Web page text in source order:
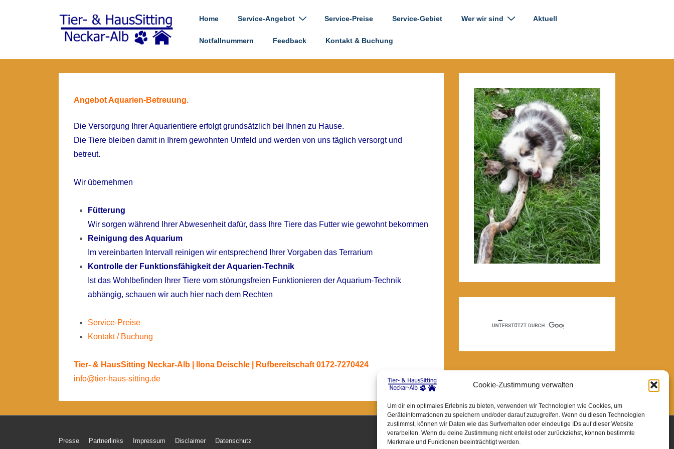
Cookie-Zustimmung verwalten
Um dir ein optimales Erlebnis zu bieten, verwenden wir Technologien wie Cookies, um
Geräteinformationen zu speichern und/oder darauf zuzugreifen. Wenn du diesen Technologien
zustimmst, können wir Daten wie das Surfverhalten oder eindeutige IDs auf dieser Website
verarbeiten. Wenn du deine Zustimmung nicht erteilst oder zurückziehst, können bestimmte
Merkmale und Funktionen beeinträchtigt werden.
MainHome Service-Angebot Service-Preise Service-Gebiet Wer wir sind Aktuell
Notfallnummern Feedback Kontakt & Buchung
Angebot Aquarien-Betreuung.
Die Versorgung Ihrer Aquarientiere erfolgt grundsätzlich bei Ihnen zu Hause.
Die Tiere bleiben damit in Ihrem gewohnten Umfeld und werden von uns täglich versorgt und
betreut.
Wir übernehmen
Fütterung
Wir sorgen während Ihrer Abwesenheit dafür, dass Ihre Tiere das Futter wie gewohnt bekommen
Reinigung des Aquarium
Im vereinbarten Intervall reinigen wir entsprechend Ihrer Vorgaben das Terrarium
Kontrolle der Funktionsfähigkeit der Aquarien-Technik
Ist das Wohlbefinden Ihrer Tiere vom störungsfreien Funktionieren derAquarium-Technik
abhängig, schauen wir auch hier nach dem Rechten
Service-Preise
Kontakt / Buchung
Tier- & HausSitting Neckar-Alb | Ilona Deischle | Rufbereitschaft 0172-7270424
info@tier-haus-sitting.de
Footer-
Presse Partnerlinks Impressum Disclaimer Datenschutz